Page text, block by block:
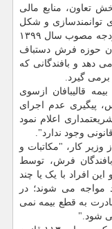
تعاون، منابع مالی
برای توانمندسازی و شکل
گیری تعاونی ها در نظر گرفته که نسبت به بودجه مصوب سال ۱۳۹۹
حوزه فرش دستباف
می دهد و بافندگانی که
گیرد.
قالیبافان ازسوی
پیگیری عدم اجرای
اعلام نمود
وجود ندارد".
کار، "مکاتبات و
بافندگان فرش، توسط
افراد با یک یا چند
مواجه می شوند؛ در
به قطع بیمه نمی
شود."